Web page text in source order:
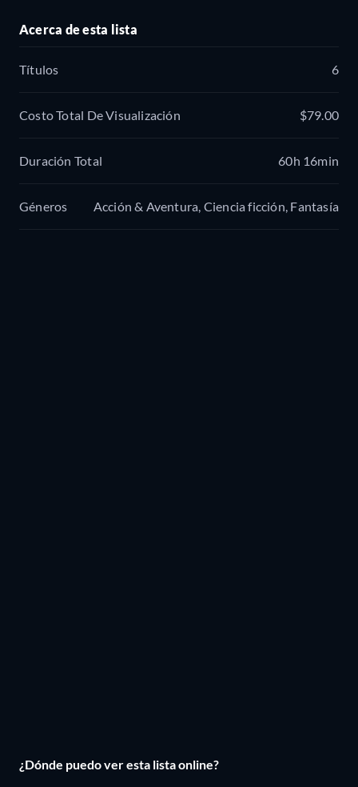
Acerca de esta lista
Títulos 6
Costo Total De Visualización $79.00
Duración Total 60h 16min
Géneros Acción & Aventura, Ciencia ficción, Fantasía
¿Dónde puedo ver esta lista online?